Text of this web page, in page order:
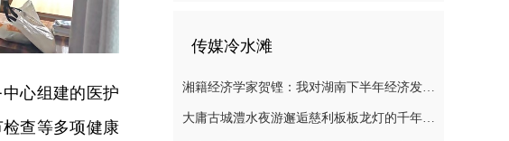
心组建的医护
查等多项健康
传媒冷水滩
湘籍经济学家贺铿：我对湖南下半年经济发展有信心
大庸古城澧水夜游邂逅慈利板板龙灯的千年浪漫